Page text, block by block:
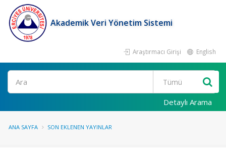
Akademik Veri Yönetim Sistemi
Araştırmacı Girişi English
Ara
Detaylı Arama
ANA SAYFA SON EKLENEN YAYINLAR